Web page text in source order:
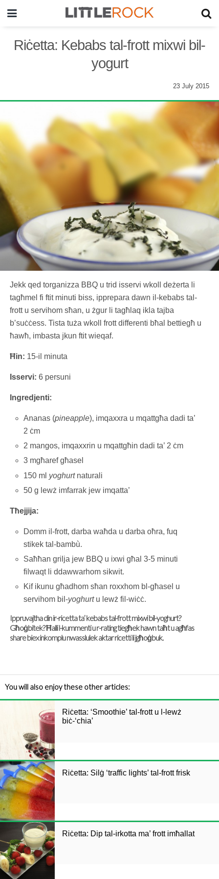
Riċetta: Kebabs tal-frott mixwi bil-
yogurt
23 July 2015
Jekk qed torganizza BBQ u trid isservi wkoll deżerta li
tagħmel fi ftit minuti biss, ipprepara dawn il-kebabs tal-
frott u servihom sħan, u żgur li tagħlaq ikla tajba
b’suċċess. Tista tuża wkoll frott differenti bħal bettiegħ u
ħawħ, imbasta jkun ftit wieqaf.
Ħin: 15-il minuta
Isservi: 6 persuni
Ingredjenti:
Ananas (pineapple), imqaxxra u mqattgħa dadi ta’
2 ċm
2 mangos, imqaxxrin u mqattgħin dadi ta’ 2 ċm
3 mgħaref għasel
150 ml yoghurtnaturali
50 g lewż imfarrak jew imqatta’
Tħejjija:
Domm il-frott, darba waħda u darba oħra, fuq
stikek tal-bambù.
Saħħan grilja jew BBQ u ixwi għal 3-5 minuti
filwaqt li ddawwarhom sikwit.
Kif ikunu għadhom sħan roxxhom bl-għasel u
servihom bil-yoghurtu lewż fil-wiċċ.
Ippruvajtha din ir-ricetta ta’ kebabs tal-frott mixwi bil-yoghurt?
Għoġbitek? Ħalli l-kummenti u r-rating tiegħek hawn taħt u agħfas
share biex inkomplu nwasslulek aktar ricetti li jgħoġbuk.
You will also enjoy these other articles:
Riċetta: ‘Smoothie’ tal-frott u l-lewż
biċ-‘chia’
Riċetta: Silġ ‘traffic lights’ tal-frott frisk
Riċetta: Dip tal-irkotta ma’ frott imħallat